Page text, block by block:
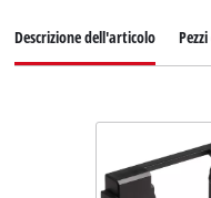
Descrizione dell'articolo